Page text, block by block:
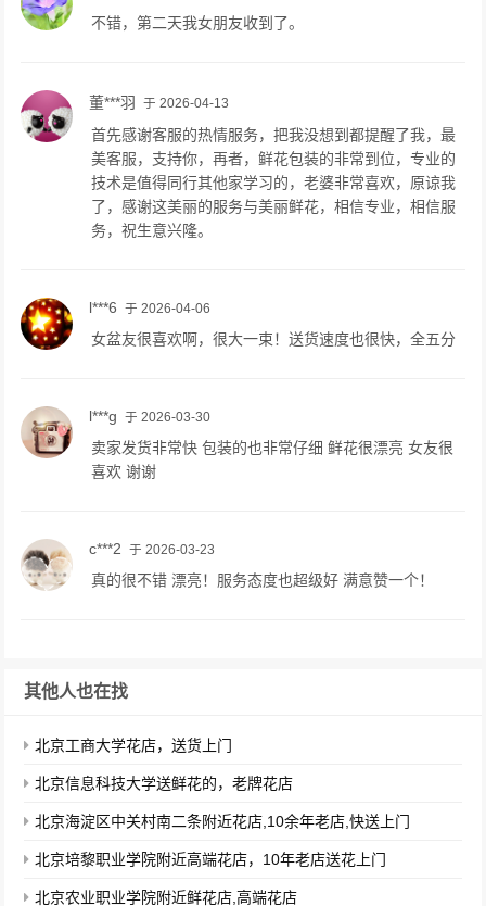
不错，第二天我女朋友收到了。
董***羽 于 2026-04-13
首先感谢客服的热情服务，把我没想到都提醒了我，最
美客服，支持你，再者，鲜花包装的非常到位，专业的
技术是值得同行其他家学习的，老婆非常喜欢，原谅我
了，感谢这美丽的服务与美丽鲜花，相信专业，相信服
务，祝生意兴隆。
l***6 于 2026-04-06
女盆友很喜欢啊，很大一束！送货速度也很快，全五分
l***g 于 2026-03-30
卖家发货非常快 包装的也非常仔细 鲜花很漂亮 女友很
喜欢 谢谢
c***2 于 2026-03-23
真的很不错 漂亮！服务态度也超级好 满意赞一个！
其他人也在找
北京工商大学花店，送货上门
北京信息科技大学送鲜花的，老牌花店
北京海淀区中关村南二条附近花店,10余年老店,快送上门
北京培黎职业学院附近高端花店，10年老店送花上门
北京农业职业学院附近鲜花店,高端花店